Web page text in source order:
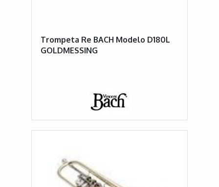
Trompeta Re BACH Modelo D180L
GOLDMESSING